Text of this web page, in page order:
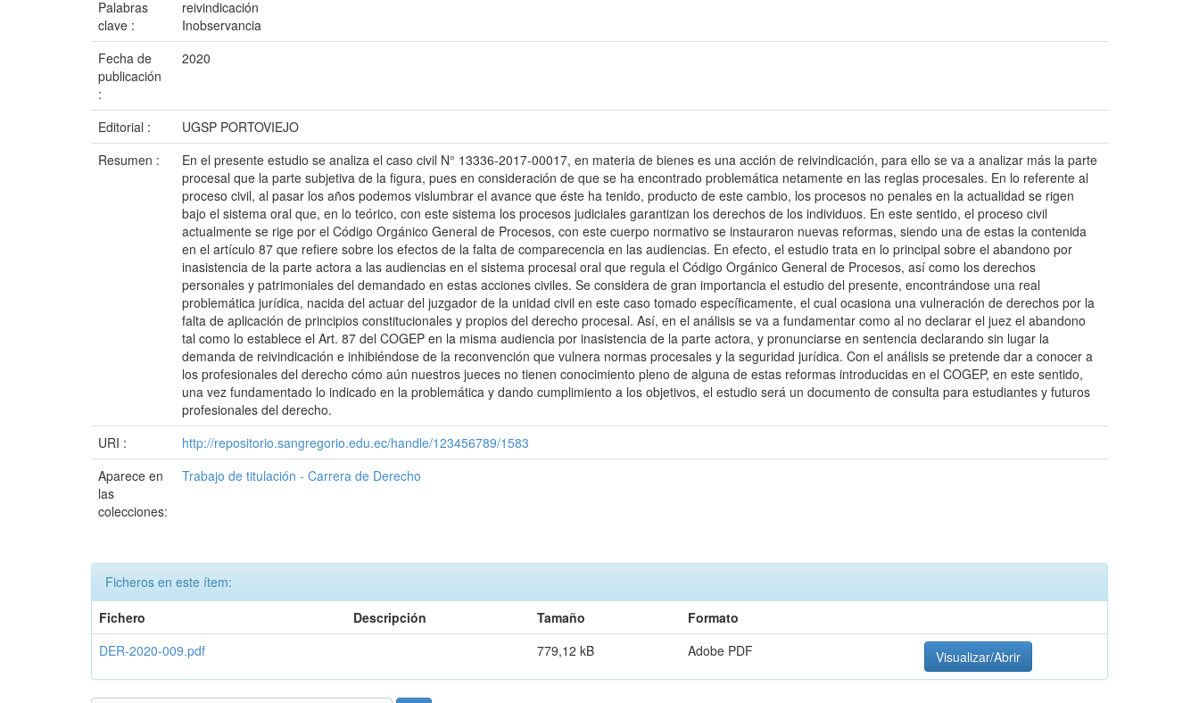
Palabras
clave :
reivindicación
Inobservancia
Fecha de
publicación
:
2020
Editorial :
UGSP PORTOVIEJO
Resumen :
En el presente estudio se analiza el caso civil N° 13336-2017-00017, en materia de bienes es una acción de reivindicación, para ello se va a analizar más la parte
procesal que la parte subjetiva de la figura, pues en consideración de que se ha encontrado problemática netamente en las reglas procesales. En lo referente al
proceso civil, al pasar los años podemos vislumbrar el avance que éste ha tenido, producto de este cambio, los procesos no penales en la actualidad se rigen
bajo el sistema oral que, en lo teórico, con este sistema los procesos judiciales garantizan los derechos de los individuos. En este sentido, el proceso civil
actualmente se rige por el Código Orgánico General de Procesos, con este cuerpo normativo se instauraron nuevas reformas, siendo una de estas la contenida
en el artículo 87 que refiere sobre los efectos de la falta de comparecencia en las audiencias. En efecto, el estudio trata en lo principal sobre el abandono por
inasistencia de la parte actora a las audiencias en el sistema procesal oral que regula el Código Orgánico General de Procesos, así como los derechos
personales y patrimoniales del demandado en estas acciones civiles. Se considera de gran importancia el estudio del presente, encontrándose una real
problemática jurídica, nacida del actuar del juzgador de la unidad civil en este caso tomado específicamente, el cual ocasiona una vulneración de derechos por la
falta de aplicación de principios constitucionales y propios del derecho procesal. Así, en el análisis se va a fundamentar como al no declarar el juez el abandono
tal como lo establece el Art. 87 del COGEP en la misma audiencia por inasistencia de la parte actora, y pronunciarse en sentencia declarando sin lugar la
demanda de reivindicación e inhibiéndose de la reconvención que vulnera normas procesales y la seguridad jurídica. Con el análisis se pretende dar a conocer a
los profesionales del derecho cómo aún nuestros jueces no tienen conocimiento pleno de alguna de estas reformas introducidas en el COGEP, en este sentido,
una vez fundamentado lo indicado en la problemática y dando cumplimiento a los objetivos, el estudio será un documento de consulta para estudiantes y futuros
profesionales del derecho.
URI :
http://repositorio.sangregorio.edu.ec/handle/123456789/1583
Aparece en
las
colecciones:
Trabajo de titulación - Carrera de Derecho
Ficheros en este ítem:
Fichero
Descripción Tamaño
Formato
DER-2020-009.pdf
779,12 kB Adobe PDF Visualizar/Abrir